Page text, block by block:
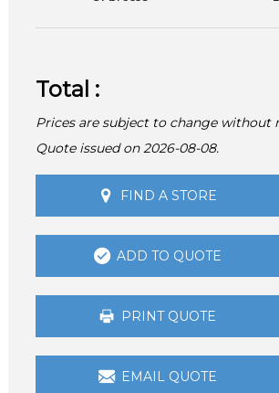
Total :
Prices are subject to change without
Quote issued on 2026-08-08.
FIND A STORE
ADD TO QUOTE
PRINT QUOTE
EMAIL QUOTE